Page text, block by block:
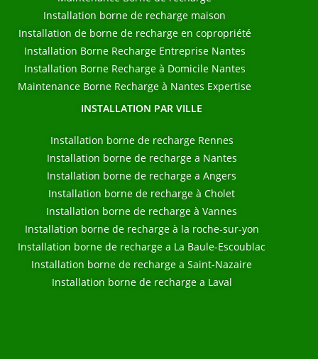
Installation borne de recharge maison
Installation de borne de recharge en copropriété
Installation Borne Recharge Entreprise Nantes
Installation Borne Recharge à Domicile Nantes
Maintenance Borne Recharge à Nantes Expertise
INSTALLATION PAR VILLE
Installation borne de recharge Rennes
Installation borne de recharge a Nantes
Installation borne de recharge a Angers
Installation borne de recharge à Cholet
Installation borne de recharge à Vannes
Installation borne de recharge à la roche-sur-yon
Installation borne de recharge a La Baule-Escoublac
Installation borne de recharge a Saint-Nazaire
Installation borne de recharge a Laval